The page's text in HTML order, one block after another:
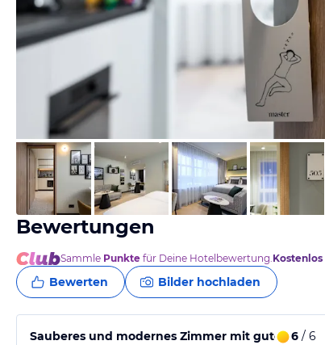
von Expedia
Bewertungen
Sammle Punkte für Deine Hotelbewertung.
Bewerten Bilder hochladen
Sauberes und modernes Zimmer mit guter 6 / 6